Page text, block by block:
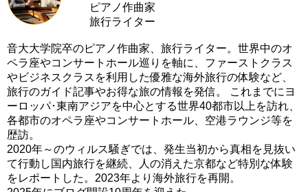
ピアノ作曲家
旅行ライター
音大大学院卒のピアノ作曲家、旅行ライター。世界中のオ
ペラ座やコンサートホール巡りを軸に、ファーストクラス
やビジネスクラスを利用した優雅な海外旅行の体験など、
旅行のガイド記事やお得な旅の情報を発信。 これまでにヨ
ーロッパ･東南アジアを中心とする世界40都市以上を訪れ、
各都市のオペラ座やコンサートホール、空港ラウンジ等を
歴訪。
2020年～のウィルス騒ぎでは、発生当初から真相を見抜い
て行動し国内旅行を継続、人の消えた京都など特別な体験
をレポートした。2023年より海外旅行を再開。